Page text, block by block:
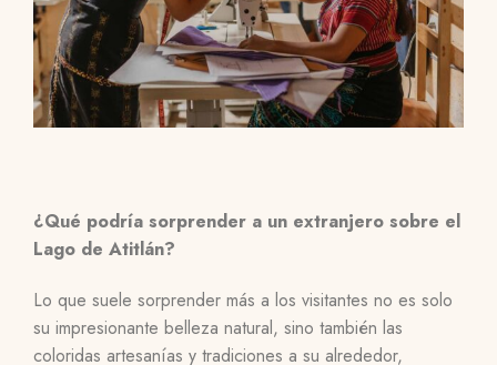
¿Qué podría sorprender a un extranjero sobre el
Lago de Atitlán?
Lo que suele sorprender más a los visitantes no es solo
su impresionante belleza natural, sino también las
coloridas artesanías y tradiciones a su alrededor,